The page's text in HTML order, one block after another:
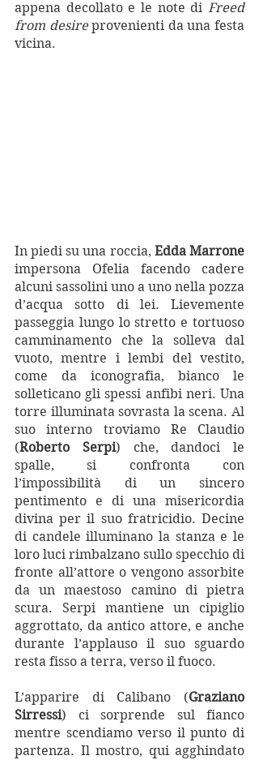
appena decollato e le note di Freed
from desire provenienti da una festa
vicina.
In piedi su una roccia, Edda Marrone
impersona Ofelia facendo cadere
alcuni sassolini uno a uno nella pozza
d’acqua sotto di lei. Lievemente
passeggia lungo lo stretto e tortuoso
camminamento che la solleva dal
vuoto, mentre i lembi del vestito,
come da iconografia, bianco le
solleticano gli spessi anfibi neri. Una
torre illuminata sovrasta la scena. Al
suo interno troviamo Re Claudio
(Roberto Serpi) che, dandoci le
spalle, si confronta con
l’impossibilità di un sincero
pentimento e di una misericordia
divina per il suo fratricidio. Decine
di candele illuminano la stanza e le
loro luci rimbalzano sullo specchio di
fronte all’attore o vengono assorbite
da un maestoso camino di pietra
scura. Serpi mantiene un cipiglio
aggrottato, da antico attore, e anche
durante l’applauso il suo sguardo
resta fisso a terra, verso il fuoco.
L’apparire di Calibano (Graziano
Sirressi) ci sorprende sul fianco
mentre scendiamo verso il punto di
partenza. Il mostro, qui agghindato